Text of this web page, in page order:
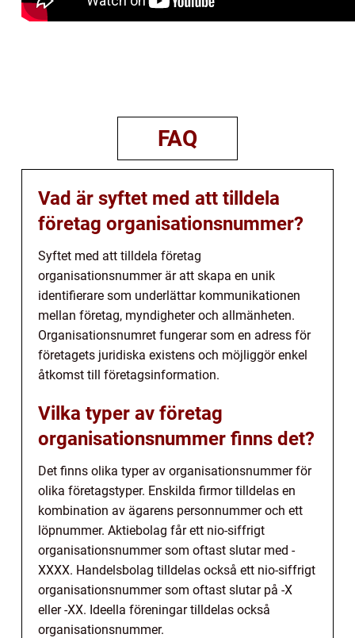
FAQ
Vad är syftet med att tilldela
företag organisationsnummer?
Syftet med att tilldela företag
organisationsnummer är att skapa en unik
identifierare som underlättar kommunikationen
mellan företag, myndigheter och allmänheten.
Organisationsnumret fungerar som en adress för
företagets juridiska existens och möjliggör enkel
åtkomst till företagsinformation.
Vilka typer av företag
organisationsnummer finns det?
Det finns olika typer av organisationsnummer för
olika företagstyper. Enskilda firmor tilldelas en
kombination av ägarens personnummer och ett
löpnummer. Aktiebolag får ett nio-siffrigt
organisationsnummer som oftast slutar med -
XXXX. Handelsbolag tilldelas också ett nio-siffrigt
organisationsnummer som oftast slutar på -X
eller -XX. Ideella föreningar tilldelas också
organisationsnummer.